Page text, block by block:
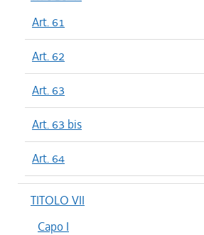
Art. 61
Art. 62
Art. 63
Art. 63 bis
Art. 64
TITOLO VII
Capo I